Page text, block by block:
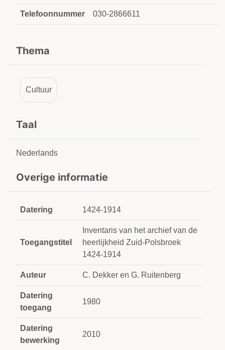
Telefoonnummer 030-2866611
Thema
Cultuur
Taal
Nederlands
Overige informatie
Datering 1424-1914
Toegangstitel
Inventaris van het archief van de
heerlijkheid Zuid-Polsbroek
1424-1914
Auteur C. Dekker en G. Ruitenberg
Datering
toegang
1980
Datering
bewerking
2010